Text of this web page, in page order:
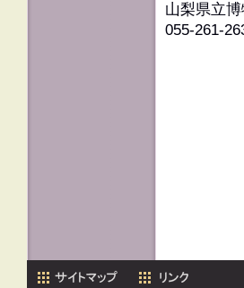
山梨県立
055-261-